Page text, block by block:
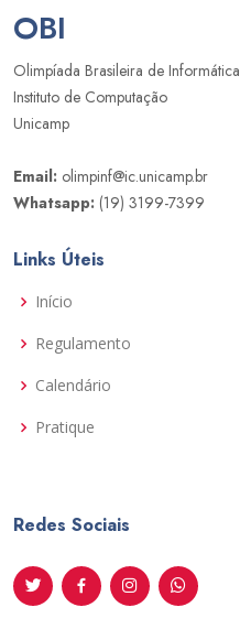
OBI
Olimpíada Brasileira de Informática
Instituto de Computação
Unicamp
Email: olimpinf@ic.unicamp.br
Whatsapp: (19) 3199-7399
Links Úteis
Início
Regulamento
Calendário
Pratique
Redes Sociais